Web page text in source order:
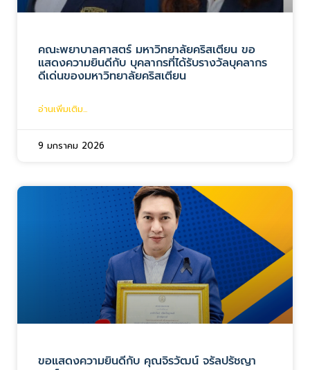
คณะพยาบาลศาสตร์ มหาวิทยาลัยคริสเตียน ขอ
แสดงความยินดีกับ บุคลากรที่ได้รับรางวัลบุคลากร
ดีเด่นของมหาวิทยาลัยคริสเตียน
อ่านเพิ่มเติม...
9 มกราคม 2026
ขอแสดงความยินดีกับ คุณจิรวัฒน์ จรัลปรัชญา